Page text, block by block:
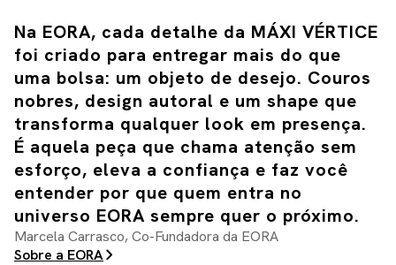
removível com regulagem de até 90 cm.
Na EORA, cada detalhe da MÁXI VÉRTICE
foi criado para entregar mais do que
uma bolsa: um objeto de desejo. Couros
nobres, design autoral e um shape que
transforma qualquer look em presença.
É aquela peça que chama atenção sem
esforço, eleva a confiança e faz você
entender por que quem entra no
universo EORA sempre quer o próximo.
Marcela Carrasco, Co-Fundadora da EORA
Sobre a EORA